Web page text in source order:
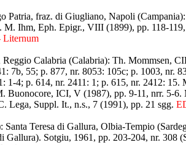
Patria, fraz. di Giugliano, Napoli
M. Ihm, Eph. Epigr., VIII (1899), pp. 118-
Liternum
Calabria (Calabria): Th. Mommsen,
7b, 55; p. 877, nr. 8053: 105c; p. 1003,
1-4; p. 614, nr. 2411: 1; p. 615, nr. 2412:
Buonocore, ICI, V (1987), pp. 9-11, nrr. 5-
Lega, Suppl. It., n.s., 7 (1991), pp. 21 sgg.
Santa Teresa di Gallura, Olbia-Tempio
Gallura). Sotgiu, 1961, pp. 203-204, nr.